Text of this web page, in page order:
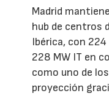
Madrid
hub de centros
Ibérica, con
228 MW IT en
como uno de
proyección